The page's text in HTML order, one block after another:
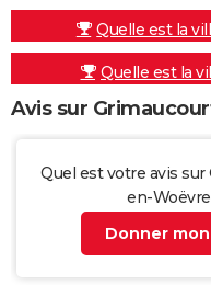
Quelle est la
Quelle est la
Avis sur
Quel est votre avis
en-
Donner